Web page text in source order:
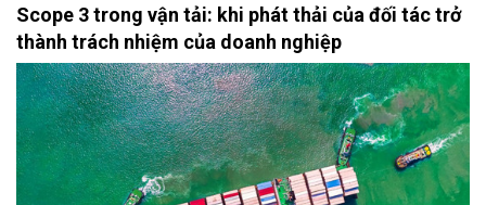
Scope 3 trong vận tải: khi phát thải của đối tác trở
thành trách nhiệm của doanh nghiệp